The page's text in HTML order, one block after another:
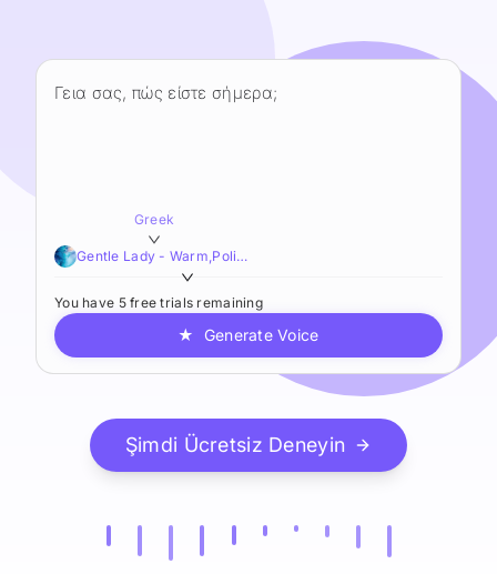
Greek
Gentle Lady - Warm,Polished,Resonant
You have 5 free trials remaining
★ Generate Voice
Şimdi Ücretsiz Deneyin